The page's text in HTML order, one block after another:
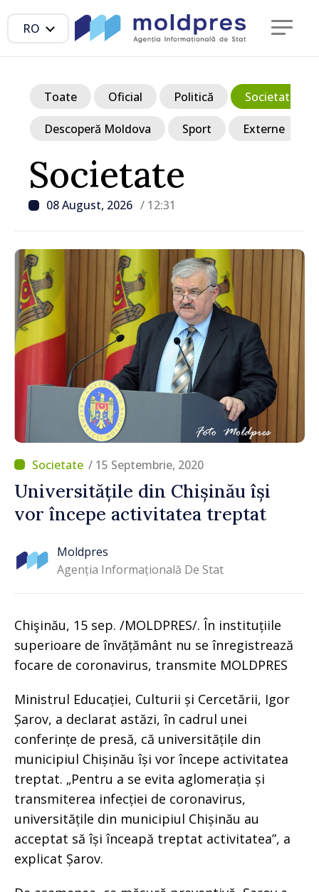
RO
Societate
08 August, 2026 / 12:31
Toate Oficial Politică Societate
Descoperă Moldova Sport Externe
/ 15 Septembrie, 2020
Universitățile din Chișinău își
vor începe activitatea treptat
Moldpres
Agenția Informațională De Stat
Chişinău, 15 sep. /MOLDPRES/. În instituțiile
superioare de învățământ nu se înregistrează
focare de coronavirus, transmite MOLDPRES
Ministrul Educației, Culturii și Cercetării, Igor
Șarov, a declarat astăzi, în cadrul unei
conferințe de presă, că universitățile din
municipiul Chișinău își vor începe activitatea
treptat. „Pentru a se evita aglomerația și
transmiterea infecției de coronavirus,
universitățile din municipiul Chișinău au
acceptat să își înceapă treptat activitatea”, a
explicat Șarov.